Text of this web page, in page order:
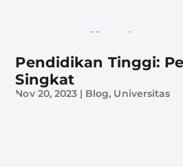
Pendidikan Tinggi:
Singkat
Nov 20, 2023 | Blog, Universitas